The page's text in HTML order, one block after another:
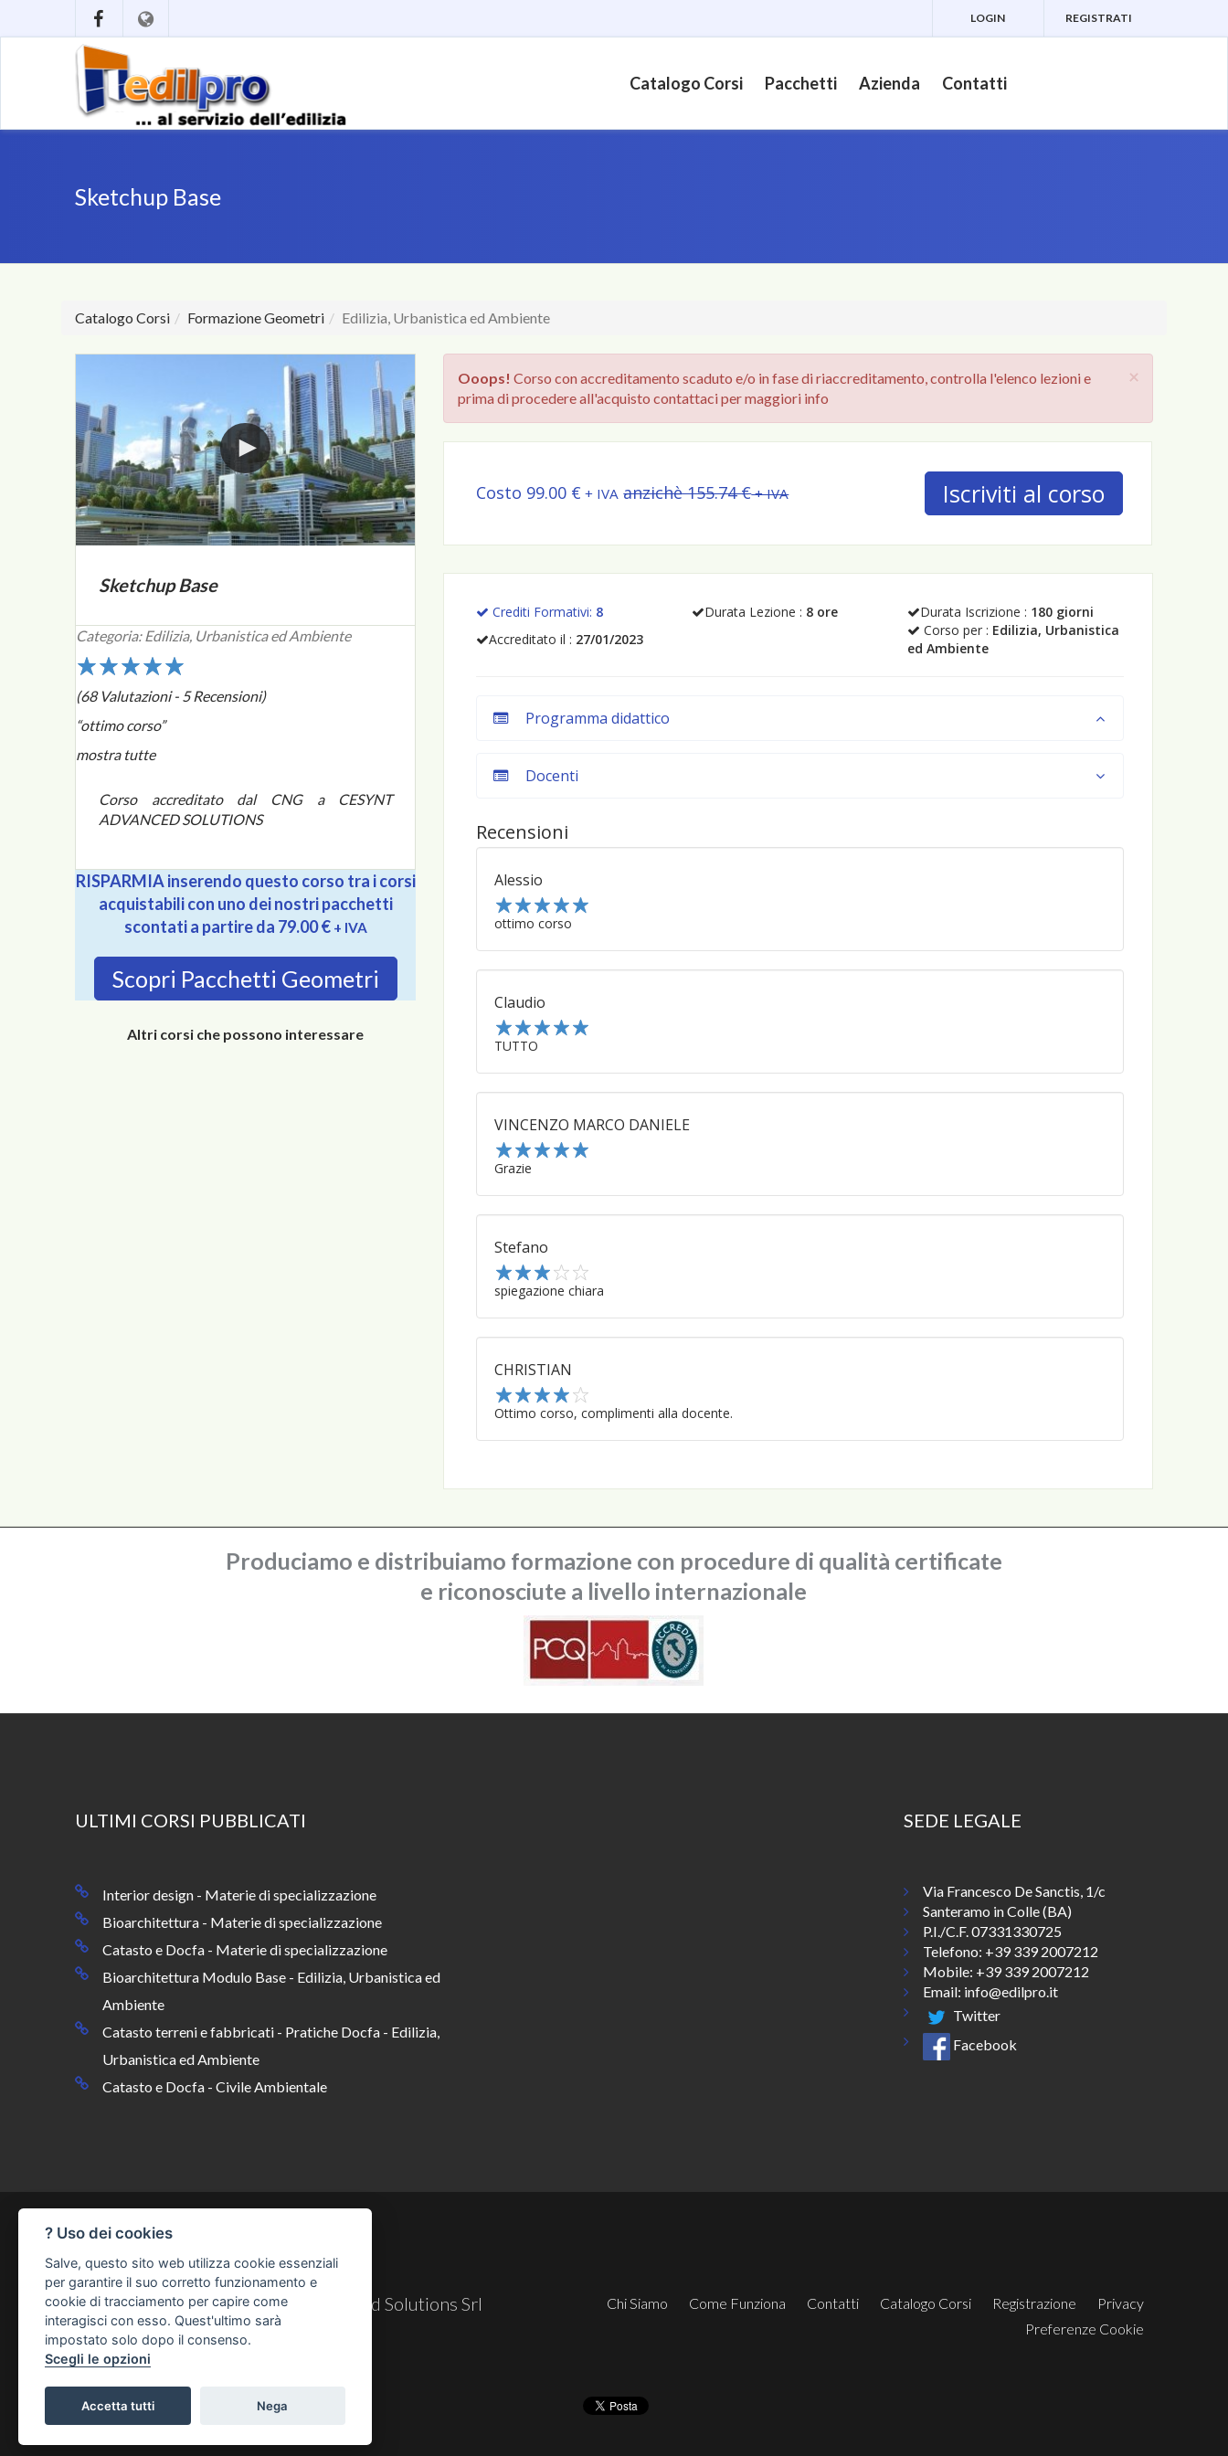
LOGIN REGISTRATI
Catalogo Corsi Pacchetti Azienda Contatti
Sketchup Base
Catalogo Corsi Formazione Geometri Edilizia, Urbanistica ed Ambiente
Sketchup Base
Categoria: Edilizia, Urbanistica ed Ambiente
5
3
2
1
(68 Valutazioni - 5 Recensioni)
“ottimo corso”
mostra tutte
Corso accreditato dal CNG a CESYNT
ADVANCED SOLUTIONS
RISPARMIA inserendo questo corso tra i corsi
acquistabili con uno dei nostri pacchetti
scontati a partire da 79.00 €+ IVA
Scopri Pacchetti Geometri
Altri corsi che possono interessare
×
Ooops! Corso con accreditamento scaduto e/o in fase di riaccreditamento, controlla l'elenco lezioni e
prima di procedere all'acquisto contattaci per maggiori info
Costo 99.00 € + IVA anzichè 155.74 €+ IVA Iscriviti al corso
Crediti Formativi: 8 Durata Lezione : 8 ore Durata Iscrizione : 180 giorni
Accreditato il : 27/01/2023
Corso per : Edilizia, Urbanistica
ed Ambiente
Programma didattico
Docenti
Recensioni
Alessio
4
3
2
1
ottimo corso
Claudio
3
2
1
TUTTO
VINCENZO MARCO DANIELE
2
1
Grazie
Stefano
5
4
3
2
1
spiegazione chiara
CHRISTIAN
5
4
3
2
1
Ottimo corso, complimenti alla docente.
Produciamo e distribuiamo formazione con procedure di qualità certificate
e riconosciute a livello internazionale
ULTIMI CORSI PUBBLICATI
Interior design - Materie di specializzazione
Bioarchitettura - Materie di specializzazione
Catasto e Docfa - Materie di specializzazione
Bioarchitettura Modulo Base - Edilizia, Urbanistica ed
Ambiente
Catasto terreni e fabbricati - Pratiche Docfa - Edilizia,
Urbanistica ed Ambiente
Catasto e Docfa - Civile Ambientale
SEDE LEGALE
Via Francesco De Sanctis, 1/c
Santeramo in Colle (BA)
P.I./C.F. 07331330725
Telefono: +39 339 2007212
Mobile: +39 339 2007212
Email: info@edilpro.it
Twitter
Facebook
Chi Siamo Come Funziona Contatti Catalogo Corsi Registrazione
Privacy
Preferenze Cookie
© Copyright 2026 Cesynt Advanced Solutions Srl
? Uso dei cookies
Salve, questo sito web utilizza cookie essenziali
per garantire il suo corretto funzionamento e
cookie di tracciamento per capire come
interagisci con esso. Quest'ultimo sarà
impostato solo dopo il consenso.
Scegli le opzioni
Accetta tutti Nega